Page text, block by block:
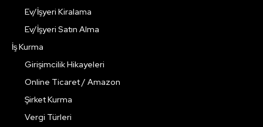
Ev/İşyeri Kiralama
Ev/İşyeri Satın Alma
İş Kurma
Girişimcilik Hikayeleri
Online Ticaret / Amazon
Şirket Kurma
Vergi Türleri